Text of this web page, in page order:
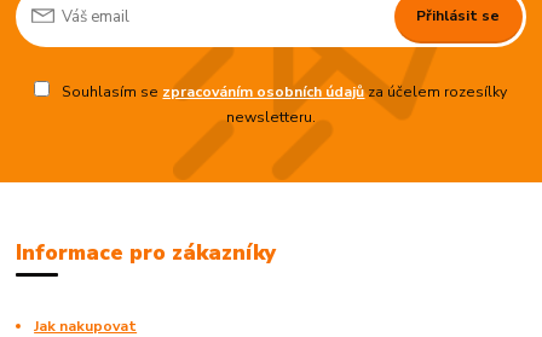
Přihlásit se
Souhlasím se zpracováním osobních údajůza účelem rozesílky
newsletteru.
Informace pro zákazníky
Jak nakupovat